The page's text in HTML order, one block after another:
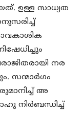
ഉള്ള സാധ്യത
നര
സന്മാർഗം
അ
നിർബന്ധിച്ച്